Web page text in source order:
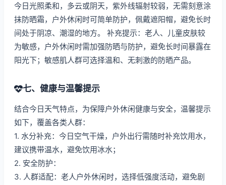
今日光照柔和，多云或阴天，紫外线辐射较弱，无需刻意涂
抹防晒霜，户外休闲时可简单防护，佩戴遮阳帽，避免长时
间处于阴凉、潮湿的地方。 补充提示：老人、儿童皮肤较
为敏感，户外休闲时需加强防晒与防护，避免长时间暴露在
阳光下；敏感肌人群可选择温和、无刺激的防晒产品。
七、健康与温馨提示
结合今日天气特点，为保障户外休闲健康与安全，温馨提示
如下，覆盖各类人群：
1. 水分补充：今日空气干燥，户外出行需随时补充饮用水，
建议携带温水，避免饮用冰水；
2. 安全防护：
3. 人群适配：老人户外休闲时，选择低强度活动，避免剧